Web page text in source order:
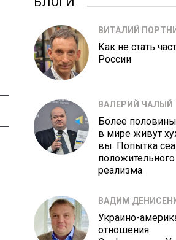
ВИТАЛИЙ
Как не стать
России
ВАЛЕРИЙ ЧАЛЫЙ
Более
в мире живут
вы. Попытка
положительного
реализма
ВАДИМ
Украино-
отношения.